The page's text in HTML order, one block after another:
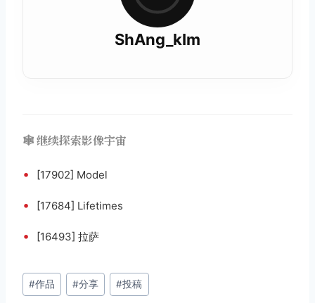
ShAng_kIm
🕸️ 继续探索影像宇宙
• [17902] Model
• [17684] Lifetimes
• [16493] 拉萨
文
章
#作品 #分享 #投稿